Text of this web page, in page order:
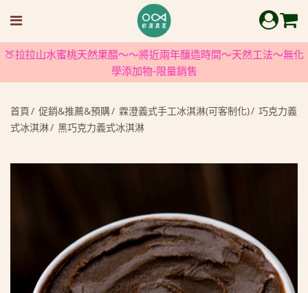
🍑拉拉山水蜜桃天然果醋～～將近兩年釀造時間～天然工法～無化
學添加物-限量銷售
首頁 促銷&推薦&預購 霖澄義式手工冰淇淋(可客制化)
巧克力義
式冰淇淋
黑巧克力義式冰淇淋